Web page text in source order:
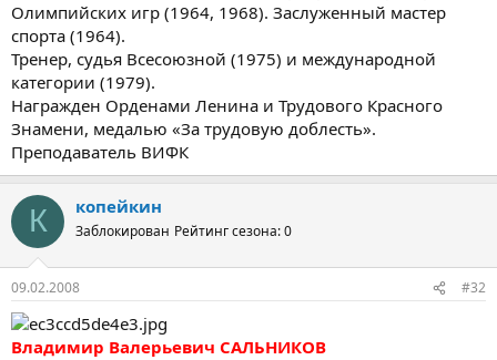
Олимпийских игр (1964, 1968). Заслуженный мастер
спорта (1964).
Тренер, судья Всесоюзной (1975) и международной
категории (1979).
Награжден Орденами Ленина и Трудового Красного
Знамени, медалью «За трудовую доблесть».
Преподаватель ВИФК
К копейкин
Заблокирован Рейтинг сезона: 0
09.02.2008 #32
Владимир Валерьевич САЛЬНИКОВ